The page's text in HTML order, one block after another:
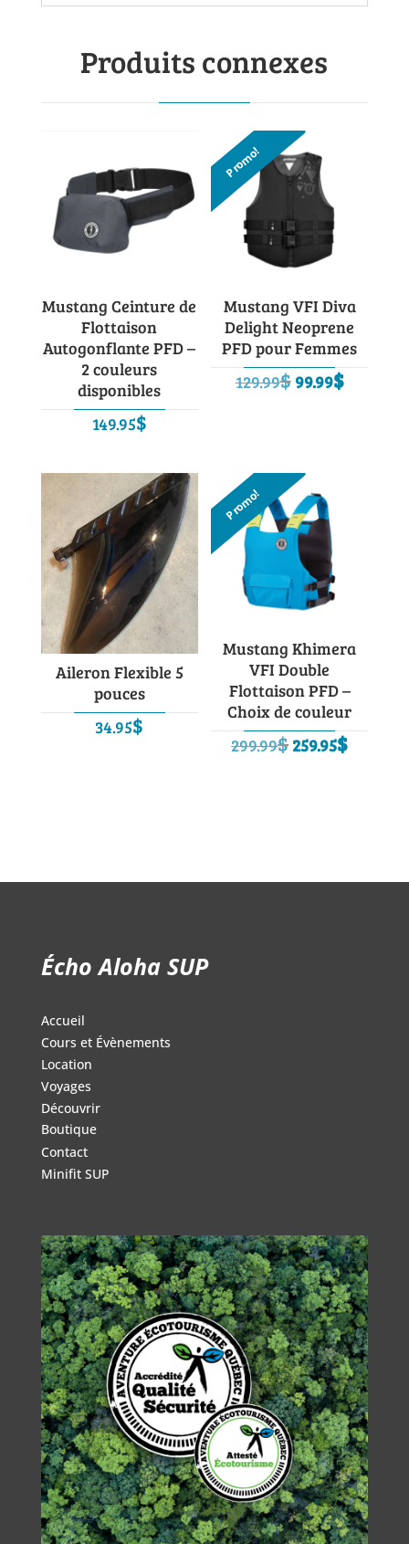
Produits connexes
Mustang Ceinture de
Flottaison
Autogonflante PFD –
2 couleurs
disponibles
149.95$
Promo!
Mustang VFI Diva
Delight Neoprene
PFD pour Femmes
129.99$Le
129.99$.
99.99$Le
Aileron Flexible 5
pouces
34.95$
Promo!
Mustang Khimera
VFI Double
Flottaison PFD –
Choix de couleur
299.99$Le
259.95$Le
Écho Aloha SUP
Accueil
Cours et Évènements
Location
Voyages
Découvrir
Boutique
Contact
Minifit SUP